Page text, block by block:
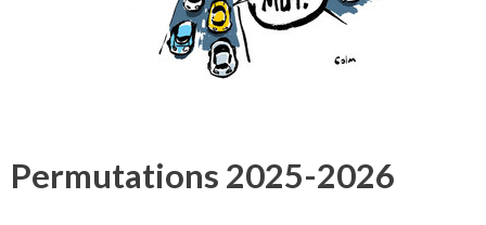
Permutations 2025-2026